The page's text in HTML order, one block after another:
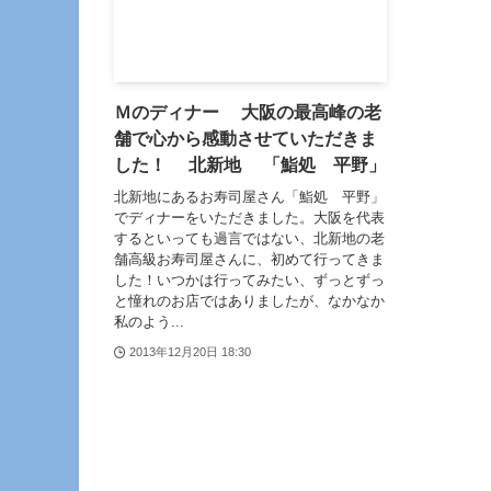
Ｍのディナー 大阪の最高峰の老
舗で心から感動させていただきま
した！ 北新地 「鮨処 平野」
北新地にあるお寿司屋さん「鮨処 平野」
でディナーをいただきました。大阪を代表
するといっても過言ではない、北新地の老
舗高級お寿司屋さんに、初めて行ってきま
した！いつかは行ってみたい、ずっとずっ
と憧れのお店ではありましたが、なかなか
私のよう...
2013年12月20日 18:30